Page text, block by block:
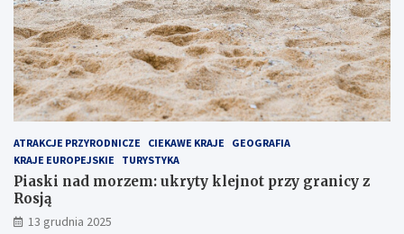
r
n
i
e
j
s
z
e
m
i
e
j
s
a
n
i
c
y
z
R
o
s
j
ą
ATRAKCJE PRZYRODNICZE CIEKAWE KRAJE
GEOGRAFIA
KRAJE EUROPEJSKIE
TURYSTYKA
Piaski nad morzem: ukryty klejnot przy granicy z
Rosją
13 grudnia 2025